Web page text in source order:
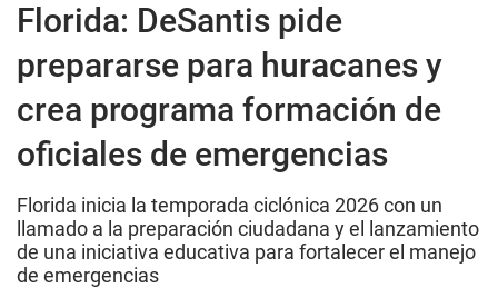
Florida: DeSantis pide
prepararse para huracanes y
crea programa formación de
oficiales de emergencias
Florida inicia la temporada ciclónica 2026 con un
llamado a la preparación ciudadana y el lanzamiento
de una iniciativa educativa para fortalecer el manejo
de emergencias